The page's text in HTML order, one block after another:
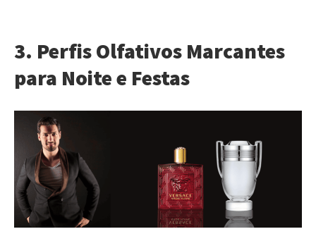
3. Perfis Olfativos Marcantes
para Noite e Festas